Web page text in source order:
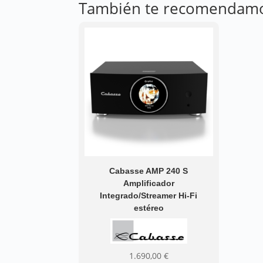
También te
Cabasse AMP 240 S
Amplificador
Integrado/Streamer Hi-Fi
estéreo
1.690,00 €